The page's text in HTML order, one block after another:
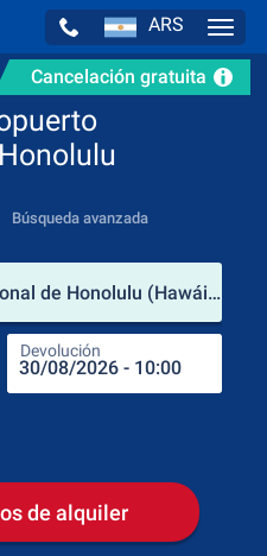
ARS
Cancelación gratuita
Búsqueda avanzada
Aeropuerto Internacional de Honolulu (Hawái / Estados Unidos de América)
Devolución
de alquiler